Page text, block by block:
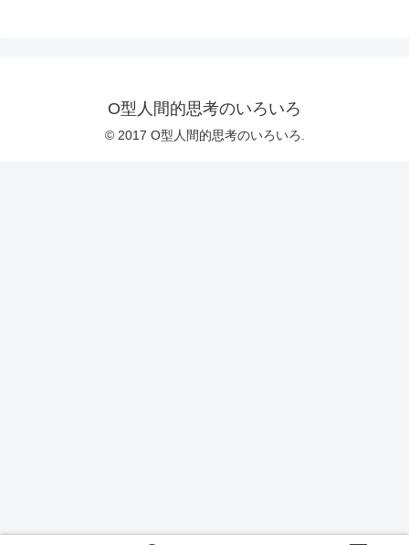
O型人間的思考のいろいろ
© 2017 O型人間的思考のいろいろ.